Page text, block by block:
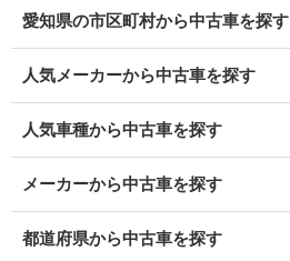
愛知県の市区町村から中古車を探す
人気メーカーから中古車を探す
人気車種から中古車を探す
メーカーから中古車を探す
都道府県から中古車を探す